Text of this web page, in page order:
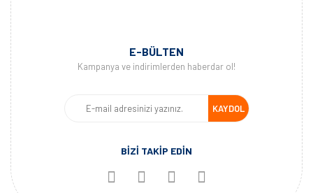
E-BÜLTEN
Kampanya ve indirimlerden haberdar ol!
KAYDOL
BİZİ TAKİP EDİN